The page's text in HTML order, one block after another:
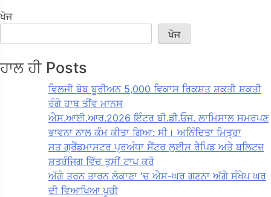
ਖੋਜ
ਖੋਜ
ਹਾਲ ਹੀ Posts
ਵਿਲਜੀ ਬੋਬ ਬੂਰੀਅਨ 5,000 ਵਿਕਾਸ ਰਿਕਸ਼ਤ ਸ਼ਕਤੀ ਸ਼ਕਤੀ
ਰੰਗੇ ਹਾਥ ਤੀਂਵ ਮਾਨਸ
ਐਸ.ਆਈ.ਆਰ.2026 ਇੰਟਰ ਬੀ.ਡੀ.ਓਜ. ਲਾਮਿਸਾਲ ਸਮਰਪਣ
ਭਾਵਨਾ ਨਾਲ ਕੰਮ ਕੀਤਾ ਗਿਆ: ਸੀ। ਅਨਿੰਦਿਤਾ ਮਿਤ੍ਰਾ
ਸਤ ਗ੍ਰੈਂਡਮਾਸਟਰ ਪ੍ਰਅੰਧਾ ਸੈਂਟਰ ਲੁਈਸ ਰੈਪਿਡ ਅਤੇ ਬਲਿਟਜ਼
ਸ਼ਤਰੰਜਿਗ ਵਿੱਚ ਤੁਸੀਂ ਟਾਪ ਕਰੋ
ਅੱਗੇ ਤਰਨ ਤਾਰਨ ਲੋਕਾਣਾ 'ਚ ਐਸ-ਘਰ ਗਣਨਾ ਅੱਗੇ ਸੰਖੇਪ ਘਰ
ਦੀ ਵਿਆਖਿਆ ਪੂਰੀ